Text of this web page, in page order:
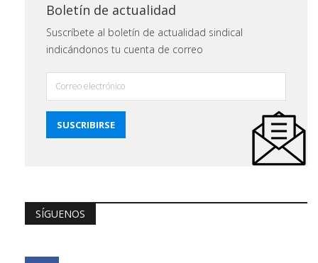
Boletín de actualidad
Suscríbete al boletín de actualidad sindical
indicándonos tu cuenta de correo
SÍGUENOS